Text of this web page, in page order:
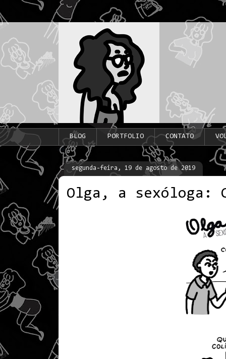
BLOG PORTFOLIO CONTATO
segunda-feira, 19 de agosto de 2019
Olga, a sexóloga: